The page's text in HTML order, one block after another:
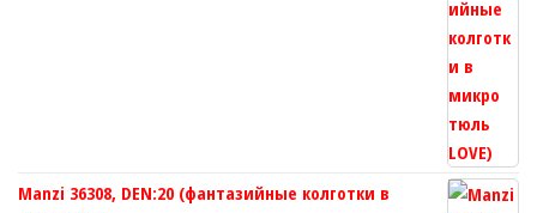
Manzi 36308, DEN:20 (фантазийные колготки в